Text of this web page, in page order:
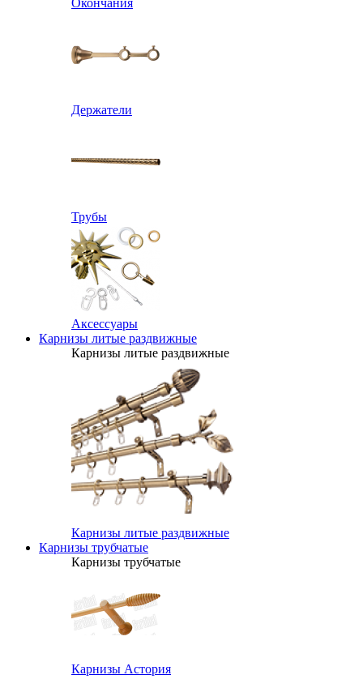
Окончания
Держатели
Трубы
Аксессуары
Карнизы литые раздвижные
Карнизы литые раздвижные
Карнизы литые раздвижные
Карнизы трубчатые
Карнизы трубчатые
Карнизы Астория